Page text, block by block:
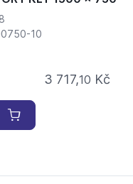
10
3 717,10 Kč